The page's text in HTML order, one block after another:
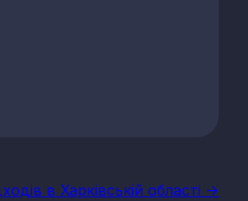
в Харківській області ->